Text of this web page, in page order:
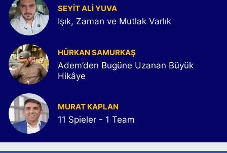
SEYIT ALI YUVA
Işık, Zaman ve Mutlak Varlık
HÜRKAN SAMURKAŞ
Adem’den Bugüne Uzanan Büyük
Hikâye
MURAT KAPLAN
11 Spieler - 1 Team